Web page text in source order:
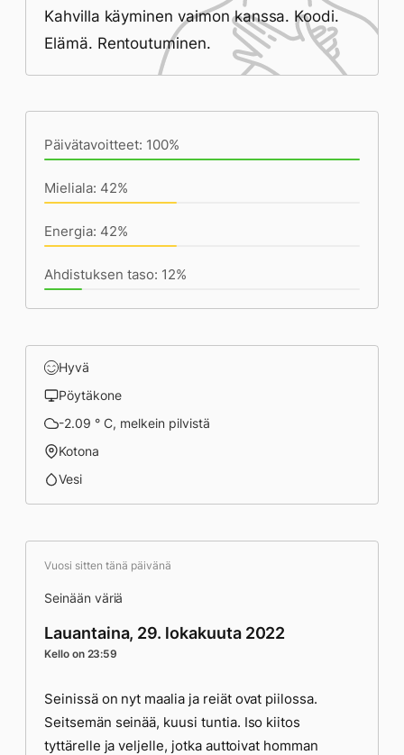
Kahvilla käyminen vaimon kanssa. Koodi.
Elämä. Rentoutuminen.
Päivätavoitteet: 100%
Mieliala: 42%
Energia: 42%
Ahdistuksen taso: 12%
Hyvä
Pöytäkone
-2.09 ° C, melkein pilvistä
Kotona
Vesi
Vuosi sitten tänä päivänä
Seinään väriä
Lauantaina, 29. lokakuuta 2022
Kello on 23:59
Seinissä on nyt maalia ja reiät ovat piilossa.
Seitsemän seinää, kuusi tuntia. Iso kiitos
tyttärelle ja veljelle, jotka auttoivat homman